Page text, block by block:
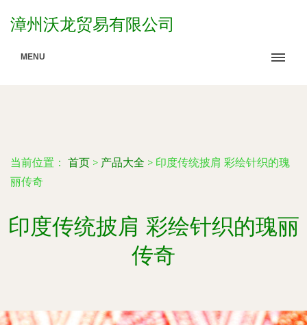
漳州沃龙贸易有限公司
MENU
当前位置： 首页 > 产品大全 > 印度传统披肩 彩绘针织的瑰
丽传奇
印度传统披肩 彩绘针织的瑰丽
传奇